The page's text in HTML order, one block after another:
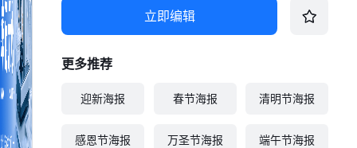
立即编辑
更多推荐
迎新海报 春节海报 清明节海报
感恩节海报 万圣节海报 端午节海报